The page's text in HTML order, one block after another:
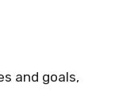
and goals,